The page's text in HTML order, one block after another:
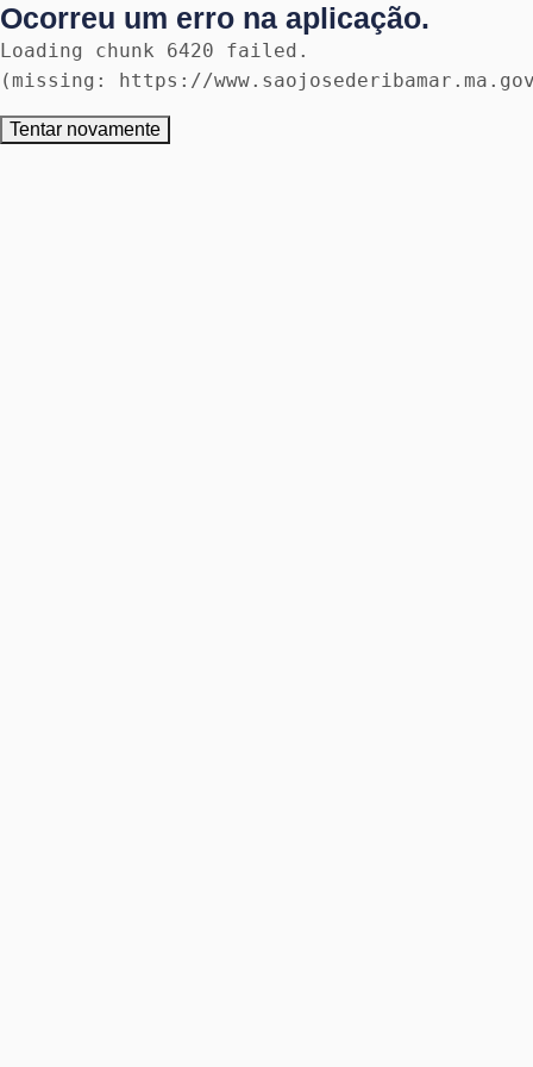
Ocorreu um erro na aplicação.
Loading chunk 6420 failed.
(missing: https://
Tentar novamente